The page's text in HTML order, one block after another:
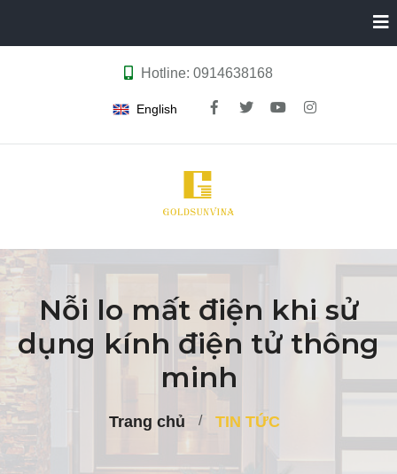
Nỗi lo mất điện khi sử
dụng kính điện tử thông
minh
Trang chủ TIN TỨC
Hotline: 0914638168
English